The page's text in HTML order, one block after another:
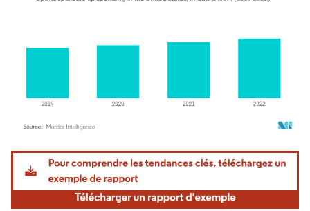
Image © Mordor Intelligence. La réutilisation nécessite une attribution sous CC BY